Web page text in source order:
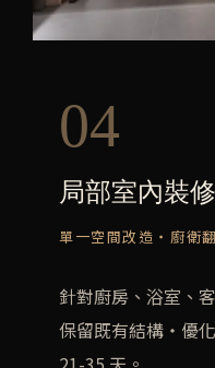
04
局部室內裝修
單一空間改造・廚衛
針對廚房、浴室、
保留既有結構・優